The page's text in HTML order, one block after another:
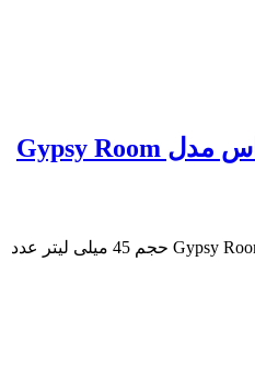
عطر جیبی مردانه کراس مدل Gypsy Room